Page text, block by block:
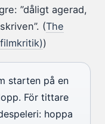
”dåligt agerad,
(The
)
starten på en
För tittare
hoppa